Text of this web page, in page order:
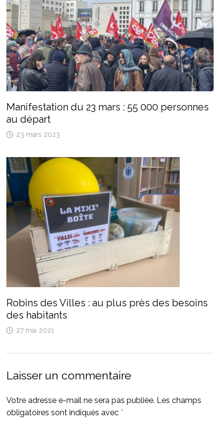
Manifestation du 23 mars : 55 000 personnes
au départ
23 mars 2023
Robins des Villes : au plus près des besoins
des habitants
27 mai 2021
Laisser un commentaire
Votre adresse e-mail ne sera pas publiée. Les champs
obligatoires sont indiqués avec *